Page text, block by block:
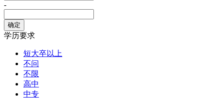
-
学历要求
短大卒以上
不问
不限
高中
中专